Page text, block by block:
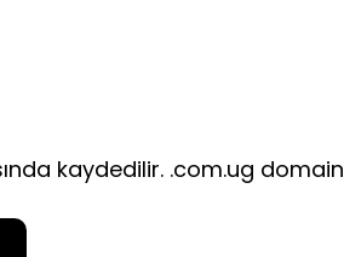
kaydedilir. .com.ug